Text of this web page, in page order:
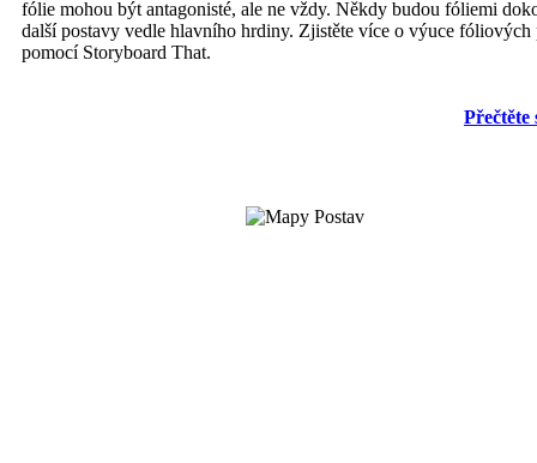
fólie mohou být antagonisté, ale ne vždy. Někdy budou fóliemi
další postavy vedle hlavního hrdiny. Zjistěte více o výuce fóliových
pomocí Storyboard That.
Přečtěte